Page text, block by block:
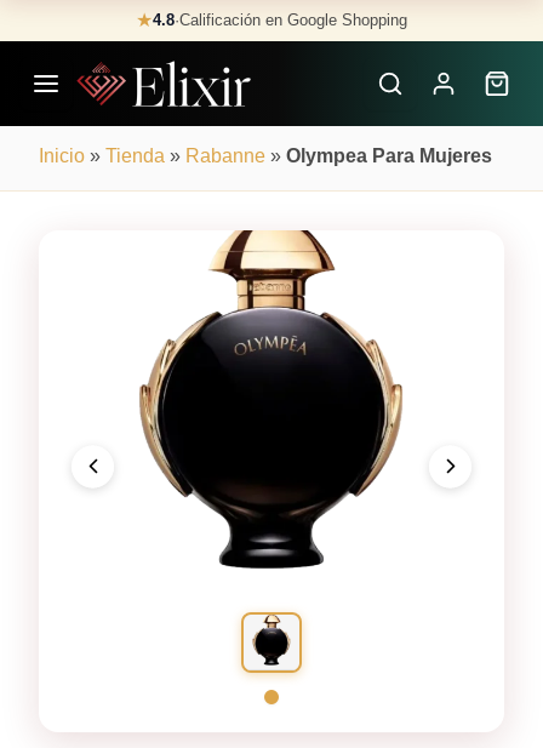
to
content
★4.8·Calificación en Google Shopping
Inicio » Tienda » Rabanne » Olympea Para Mujeres